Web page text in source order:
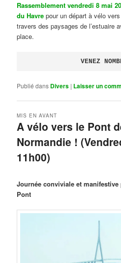
Rassemblement vendredi 8 mai
du Havre pour un départ à vélo
travers des paysages de l’estuaire
place.
VENEZ
Publié dans Divers | Laisser un
A vélo vers le Pont
Normandie !
11h00)
MIS EN AVANT
Journée conviviale et
Pont